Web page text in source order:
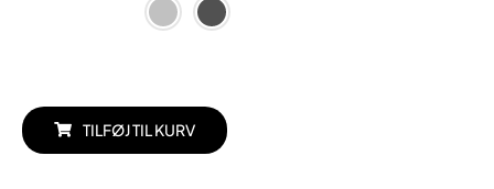
TILFØJ TIL KURV